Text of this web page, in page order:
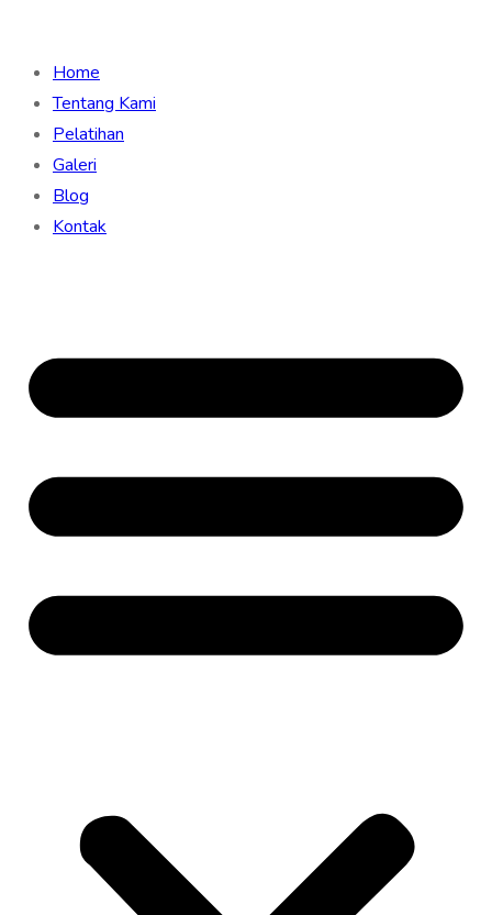
Home
Tentang Kami
Pelatihan
Galeri
Blog
Kontak